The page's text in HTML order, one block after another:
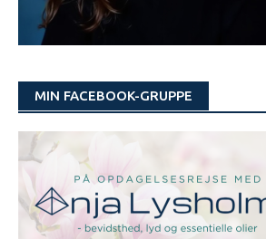
MIN FACEBOOK-GRUPPE